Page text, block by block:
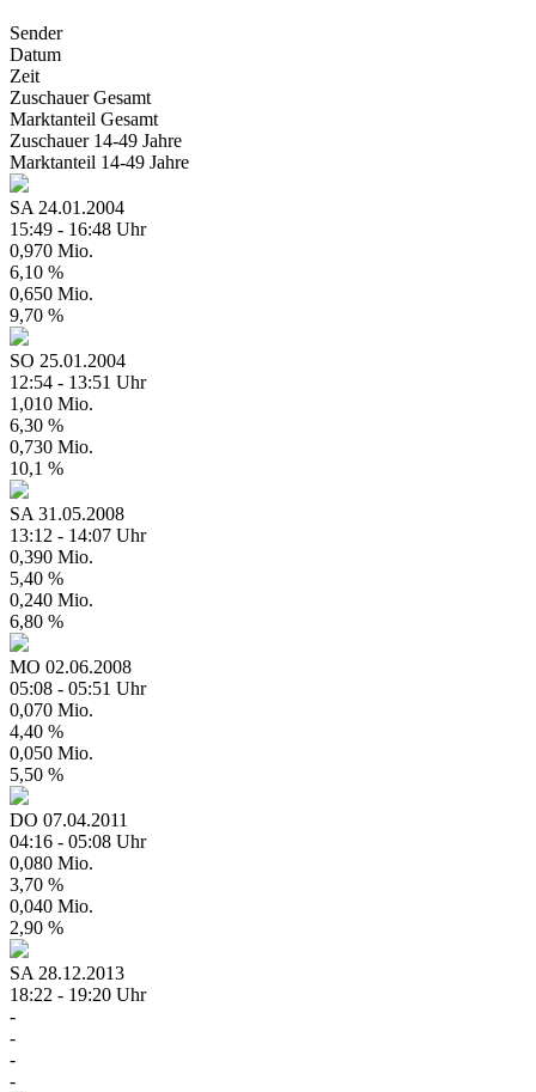
Sender
Datum
Zeit
ZuschauerGesamt
Marktanteil Gesamt
Zuschauer 14-49 Jahre
Marktanteil 14-49 Jahre
SA 24.01.2004
15:49 - 16:48 Uhr
0,970 Mio.
6,10 %
0,650 Mio.
9,70 %
SO 25.01.2004
12:54 - 13:51 Uhr
1,010 Mio.
6,30 %
0,730 Mio.
10,1 %
SA 31.05.2008
13:12 - 14:07 Uhr
0,390 Mio.
5,40 %
0,240 Mio.
6,80 %
MO 02.06.2008
05:08 - 05:51 Uhr
0,070 Mio.
4,40 %
0,050 Mio.
5,50 %
DO 07.04.2011
04:16 - 05:08 Uhr
0,080 Mio.
3,70 %
0,040 Mio.
2,90 %
SA 28.12.2013
18:22 - 19:20 Uhr
-
-
-
-